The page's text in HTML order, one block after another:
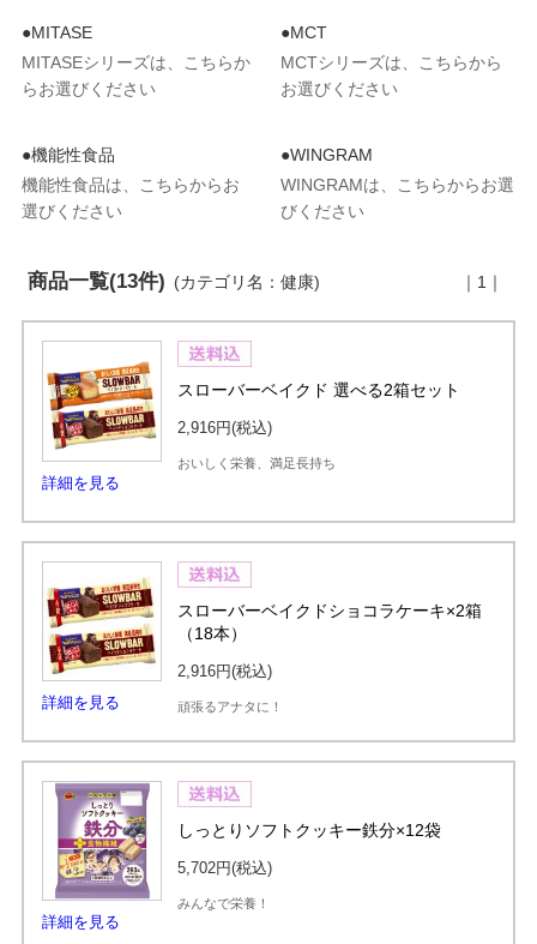
●MITASE
MITASEシリーズは、こちらか
らお選びください
●MCT
MCTシリーズは、こちらから
お選びください
●機能性食品
機能性食品は、こちらからお
選びください
●WINGRAM
WINGRAMは、こちらからお選
びください
商品一覧(13件) ｜1｜
(カテゴリ名：健康)
詳細を見る
スローバーベイクド 選べる2箱セット
2,916円(税込)
おいしく栄養、満足長持ち
詳細を見る
スローバーベイクドショコラケーキ×2箱
（18本）
2,916円(税込)
頑張るアナタに！
詳細を見る
しっとりソフトクッキー鉄分×12袋
5,702円(税込)
みんなで栄養！